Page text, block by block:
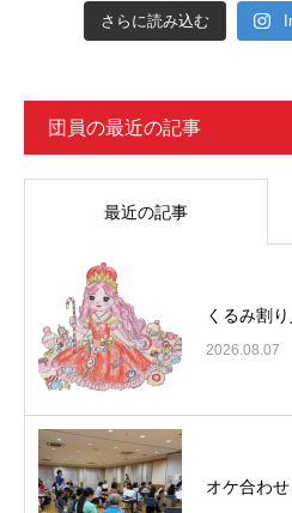
さらに読み込む
団員の最近の記事
最近の記事
くるみ割
2026.08.07
オケ合わせ